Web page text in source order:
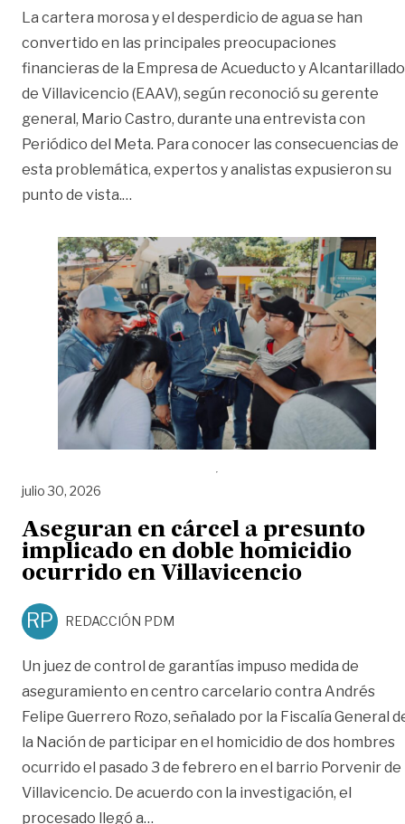
La cartera morosa y el desperdicio de agua se han
convertido en las principales preocupaciones
financieras de la Empresa de Acueducto y Alcantarillado
de Villavicencio (EAAV), según reconoció su gerente
general, Mario Castro, durante una entrevista con
Periódico del Meta. Para conocer las consecuencias de
esta problemática, expertos y analistas expusieron su
punto de vista.…
julio 30, 2026
Aseguran en cárcel a presunto
implicado en doble homicidio
ocurrido en Villavicencio
RP REDACCIÓN PDM
Un juez de control de garantías impuso medida de
aseguramiento en centro carcelario contra Andrés
Felipe Guerrero Rozo, señalado por la Fiscalía General
la Nación de participar en el homicidio de dos hombres
ocurrido el pasado 3 de febrero en el barrio Porvenir de
Villavicencio. De acuerdo con la investigación, el
procesado llegó a…